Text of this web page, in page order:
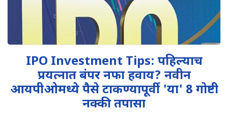
IPO Investment Tips: पहिल्याच
प्रयत्नात बंपर नफा हवाय? नवीन
आयपीओमध्ये पैसे टाकण्यापूर्वी 'या' 8 गोष्टी
नक्की तपासा